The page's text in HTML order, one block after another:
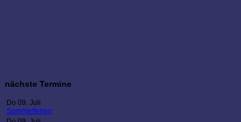
nächste Termine
Do 09. Juli
Sommerferien